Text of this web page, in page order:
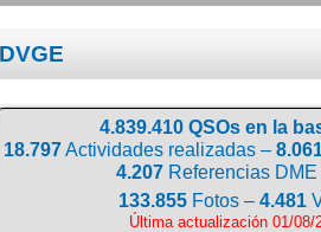
4.839.410 QSOs en la
18.797Actividades realizadas –
4.207Referencias DME
133.855 Fotos – 4.481
Última actualización 01/08/